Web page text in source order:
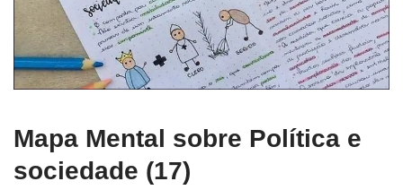
Mapa Mental sobre Política e
sociedade (17)